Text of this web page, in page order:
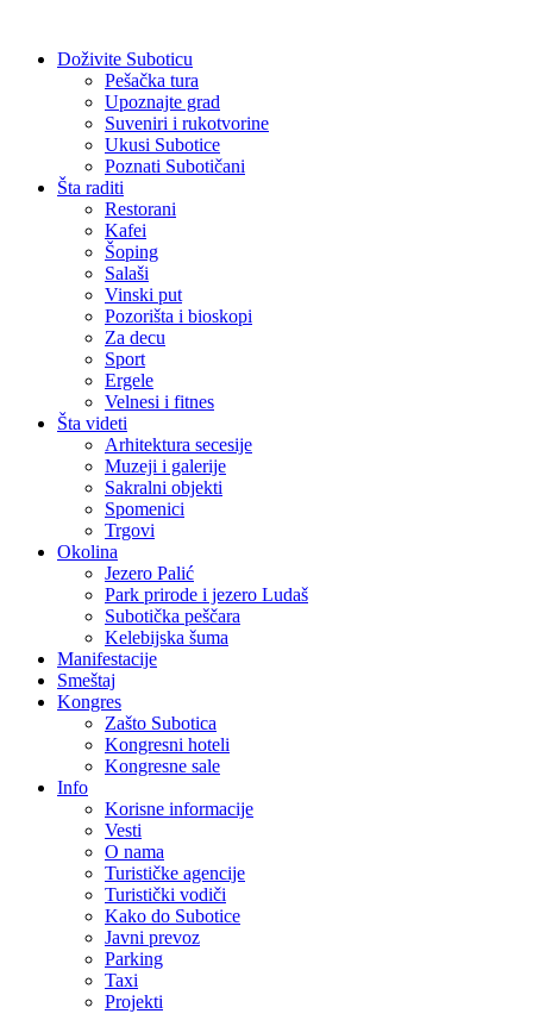
Doživite Suboticu
Pešačka tura
Upoznajte grad
Suveniri i rukotvorine
Ukusi Subotice
Poznati Subotičani
Šta raditi
Restorani
Kafei
Šoping
Salaši
Vinski put
Pozorišta i bioskopi
Za decu
Sport
Ergele
Velnesi i fitnes
Šta videti
Arhitektura secesije
Muzeji i galerije
Sakralni objekti
Spomenici
Trgovi
Okolina
Jezero Palić
Park prirode i jezero Ludaš
Subotička peščara
Kelebijska šuma
Manifestacije
Smeštaj
Kongres
Zašto Subotica
Kongresni hoteli
Kongresne sale
Info
Korisne informacije
Vesti
O nama
Turističke agencije
Turistički vodiči
Kako do Subotice
Javni prevoz
Parking
Taxi
Projekti